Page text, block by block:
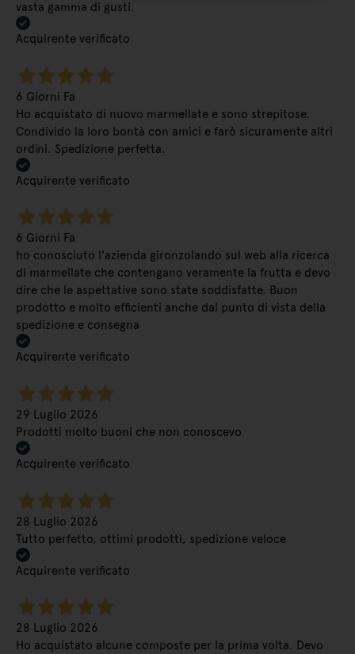
vasta gamma di gusti.
Acquirente verificato
6 Giorni Fa
Ho acquistato di nuovo marmellate e sono strepitose.
Condivido la loro bontà con amici e farò sicuramente altri
ordini. Spedizione perfetta.
Acquirente verificato
6 Giorni Fa
ho conosciuto l'azienda gironzolando sul web alla ricerca
di marmellate che contengano veramente la frutta e devo
dire che le aspettative sono state soddisfatte. Buon
prodotto e molto efficienti anche dal punto di vista della
spedizione e consegna
Acquirente verificato
29 Luglio 2026
Prodotti molto buoni che non conoscevo
Acquirente verificato
28 Luglio 2026
Tutto perfetto, ottimi prodotti, spedizione veloce
Acquirente verificato
28 Luglio 2026
Ho acquistato alcune composte per la prima volta. Devo